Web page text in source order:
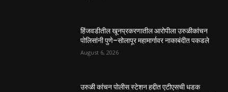
हिंजवडीतील खूनप्रकरणातील आरोपीला उरुळीकांचन
पोलिसांनी पुणे–सोलापूर महामार्गावर नाकाबंदीत पकडले
August 6, 2026
उरुळी कांचन पोलीस स्टेशन हद्दीत एटीएसची धडक